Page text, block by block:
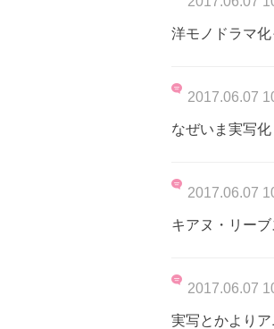
洋モノドラマ
2017.06.07
なぜいま実写
2017.06.07
キアヌ・リー
2017.06.07
実写とかより